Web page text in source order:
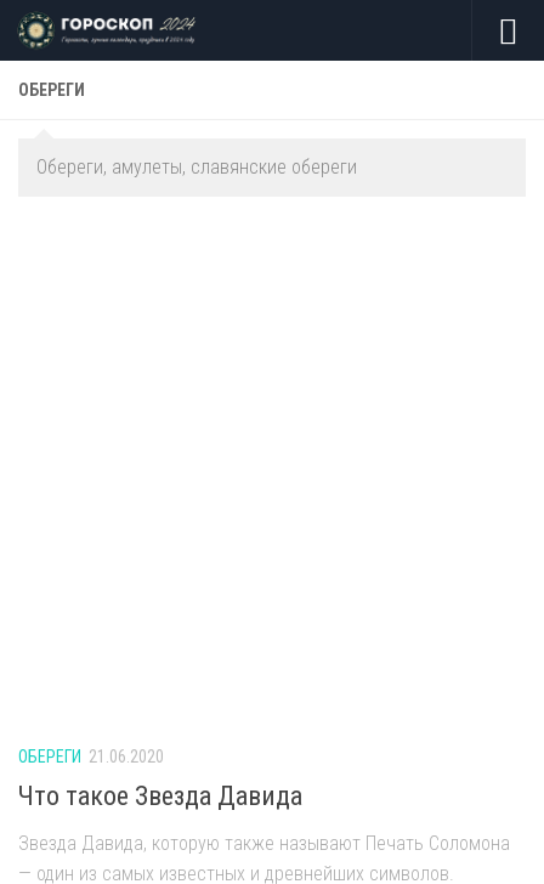
Skip to content
ОБЕРЕГИ
Обереги, амулеты, славянские обереги
ОБЕРЕГИ 21.06.2020
Что такое Звезда Давида
Звезда Давида, которую также называют Печать Соломона
— один из самых известных и древнейших символов.